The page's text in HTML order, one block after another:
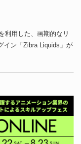
利用した、画期的なリ
イン「Zibra Liquids」が